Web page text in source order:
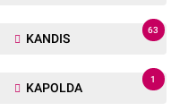
KANDIS
63
KAPOLDA
1